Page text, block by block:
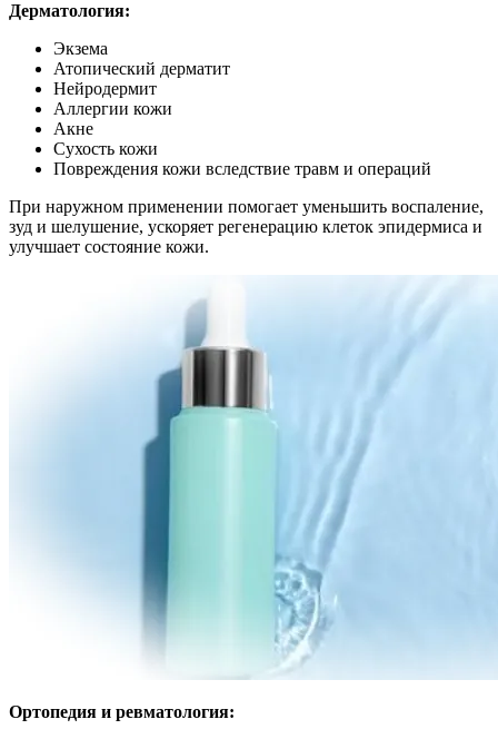
Дерматология:
Экзема
Атопический дерматит
Нейродермит
Аллергии кожи
Акне
Сухость кожи
Повреждения кожи вследствие травм и операций
При наружном применении помогает уменьшить воспаление,
зуд и шелушение, ускоряет регенерацию клеток эпидермиса и
улучшает состояние кожи.
Ортопедия и ревматология: